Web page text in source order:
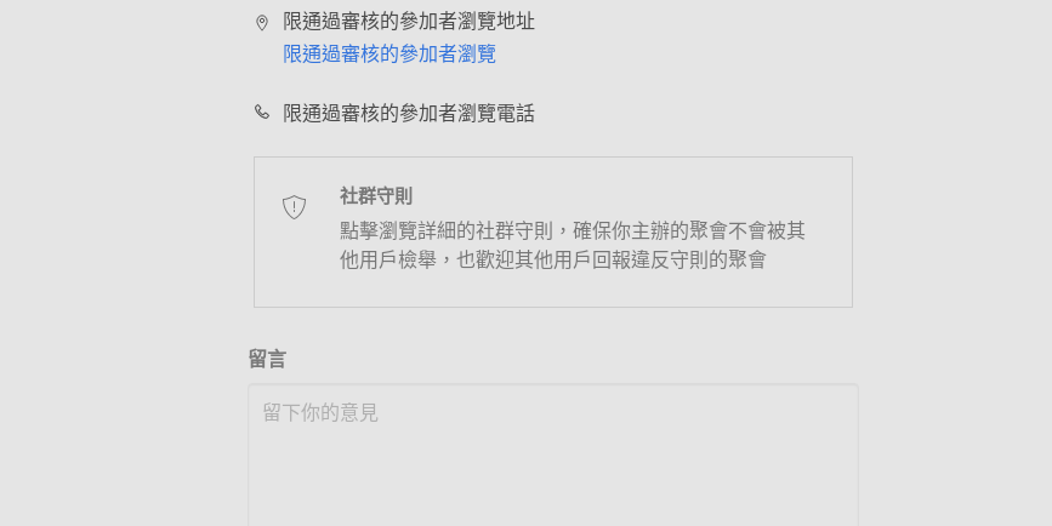
限通過審核的參加者瀏覽地址
限通過審核的參加者瀏覽
限通過審核的參加者瀏覽電話
社群守則
點擊瀏覽詳細的社群守則，確保你主辦的聚會不會被其
他用戶檢舉，也歡迎其他用戶回報違反守則的聚會
留言